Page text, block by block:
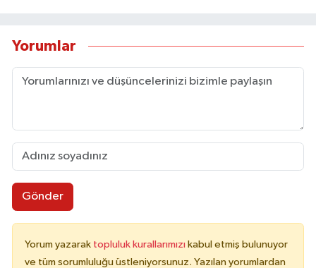
Yorumlar
Gönder
Yorum yazarak topluluk kurallarımızı kabul etmiş bulunuyor
ve tüm sorumluluğu üstleniyorsunuz. Yazılan yorumlardan